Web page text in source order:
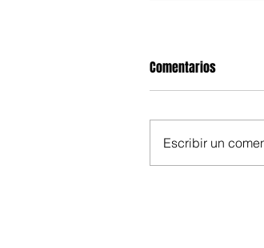
Comentarios
Escribir un